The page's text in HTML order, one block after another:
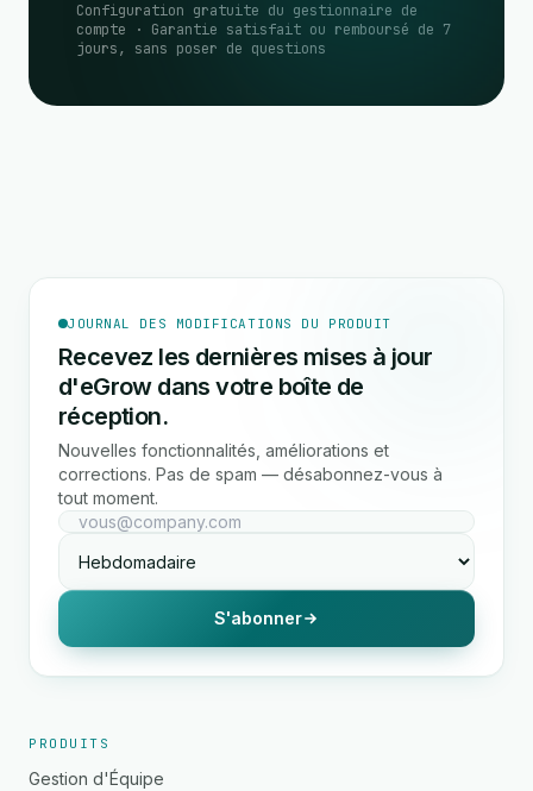
Configuration gratuite du gestionnaire de
compte · Garantie satisfait ou remboursé de 7
jours, sans poser de questions
JOURNAL DES MODIFICATIONS DU PRODUIT
Recevez les dernières mises à jour
d'eGrow dans votre boîte de
réception.
Nouvelles fonctionnalités, améliorations et
corrections. Pas de spam — désabonnez-vous à
tout moment.
S'abonner
PRODUITS
Gestion d'Équipe